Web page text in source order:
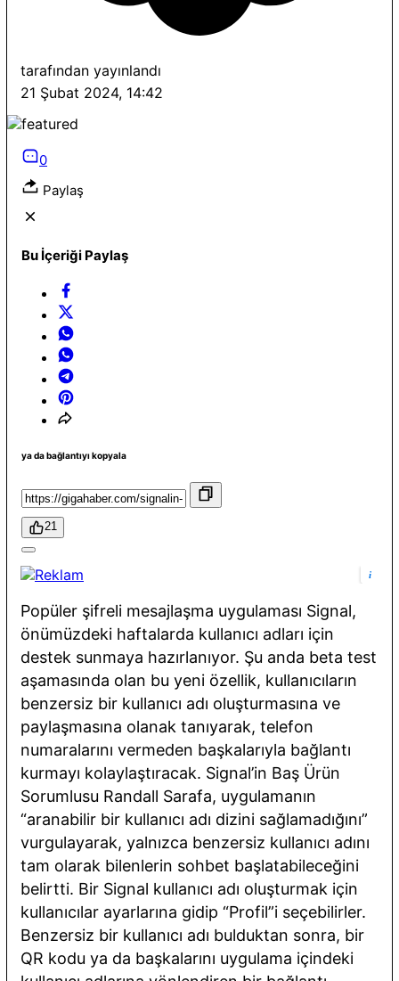
tarafından yayınlandı
21 Şubat 2024, 14:42
0
Paylaş
Bu İçeriği Paylaş
ya da bağlantıyı kopyala
21
i
Popüler şifreli mesajlaşma uygulaması Signal,
önümüzdeki haftalarda kullanıcı adları için
destek sunmaya hazırlanıyor. Şu anda beta test
aşamasında olan bu yeni özellik, kullanıcıların
benzersiz bir kullanıcı adı oluşturmasına ve
paylaşmasına olanak tanıyarak, telefon
numaralarını vermeden başkalarıyla bağlantı
kurmayı kolaylaştıracak. Signal’in Baş Ürün
Sorumlusu Randall Sarafa, uygulamanın
“aranabilir bir kullanıcı adı dizini sağlamadığını”
vurgulayarak, yalnızca benzersiz kullanıcı adını
tam olarak bilenlerin sohbet başlatabileceğini
belirtti. Bir Signal kullanıcı adı oluşturmak için
kullanıcılar ayarlarına gidip “Profil”i seçebilirler.
Benzersiz bir kullanıcı adı bulduktan sonra, bir
QR kodu ya da başkalarını uygulama içindeki